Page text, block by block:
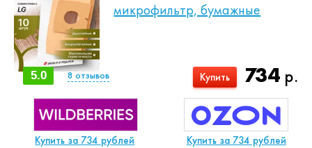
микрофильтр, бумажные
734 р.
Купить
5.0 8отзывов
Купить за 734 рублей Купить за 734 рублей